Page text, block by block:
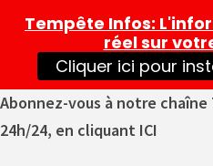
Abonnez-vous à notre chaîne
24h/24, en cliquant ICI
Tempête Infos:
réel sur
Cliquer ici pour